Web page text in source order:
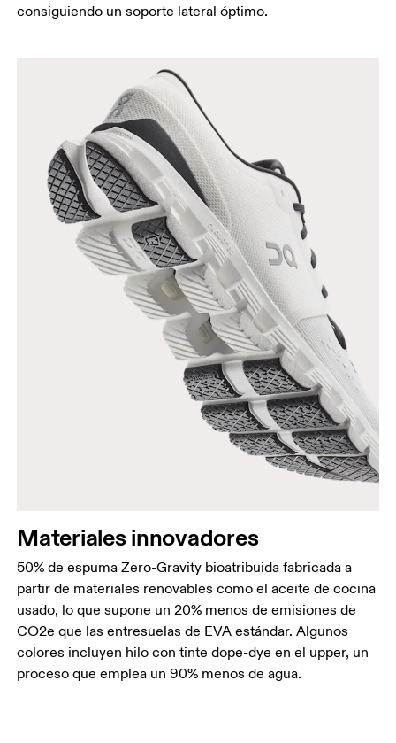
consiguiendo un soporte lateral óptimo.
Materiales innovadores
50% de espuma Zero-Gravity bioatribuida fabricada a
partir de materiales renovables como el aceite de cocina
usado, lo que supone un 20% menos de emisiones de
CO2e que las entresuelas de EVA estándar. Algunos
colores incluyen hilo con tinte dope-dye en el upper, un
proceso que emplea un 90% menos de agua.